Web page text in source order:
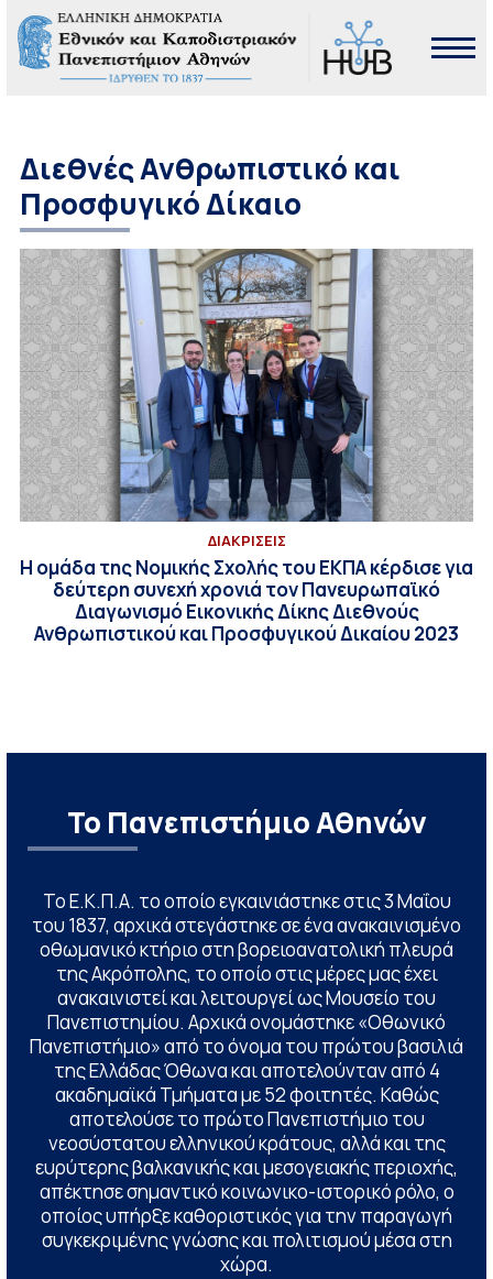
Διεθνές Ανθρωπιστικό και
Προσφυγικό Δίκαιο
ΔΙΑΚΡΙΣΕΙΣ
Η ομάδα της Νομικής Σχολής του ΕΚΠΑ κέρδισε για
δεύτερη συνεχή χρονιά τον Πανευρωπαϊκό
Διαγωνισμό Εικονικής Δίκης Διεθνούς
Ανθρωπιστικού και Προσφυγικού Δικαίου 2023
Το Πανεπιστήμιο Αθηνών
Το Ε.Κ.Π.Α. το οποίο εγκαινιάστηκε στις 3 Μαΐου
του 1837, αρχικά στεγάστηκε σε ένα ανακαινισμένο
οθωμανικό κτήριο στη βορειοανατολική πλευρά
της Ακρόπολης, το οποίο στις μέρες μας έχει
ανακαινιστεί και λειτουργεί ως Μουσείο του
Πανεπιστημίου. Αρχικά ονομάστηκε «Οθωνικό
Πανεπιστήμιο» από το όνομα του πρώτου βασιλιά
της Ελλάδας Όθωνα και αποτελούνταν από 4
ακαδημαϊκά Τμήματα με 52 φοιτητές. Καθώς
αποτελούσε το πρώτο Πανεπιστήμιο του
νεοσύστατου ελληνικού κράτους, αλλά και της
ευρύτερης βαλκανικής και μεσογειακής περιοχής,
απέκτησε σημαντικό κοινωνικο-ιστορικό ρόλο, ο
οποίος υπήρξε καθοριστικός για την παραγωγή
συγκεκριμένης γνώσης και πολιτισμού μέσα στη
χώρα.